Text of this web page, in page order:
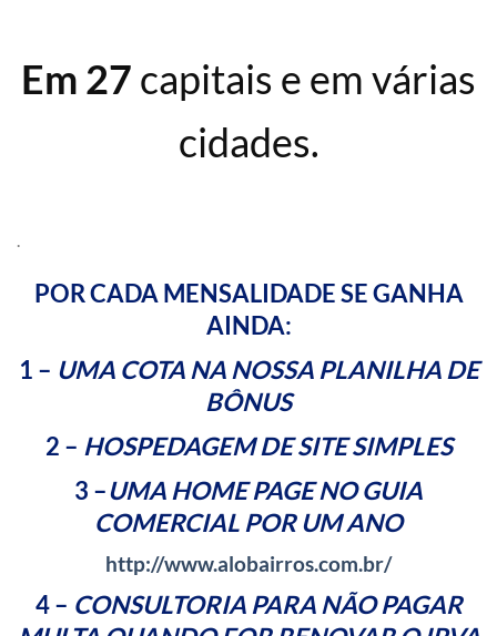
Em 27 capitais e em várias
cidades.
POR CADA MENSALIDADE SE GANHA
AINDA:
1 – UMA COTA NA NOSSA PLANILHA DE
BÔNUS
2 – HOSPEDAGEM DE SITE SIMPLES
3 –UMA HOME PAGE NO GUIA
COMERCIAL POR UM ANO
http://www.alobairros.com.br/
4 – CONSULTORIA PARA NÃO PAGAR